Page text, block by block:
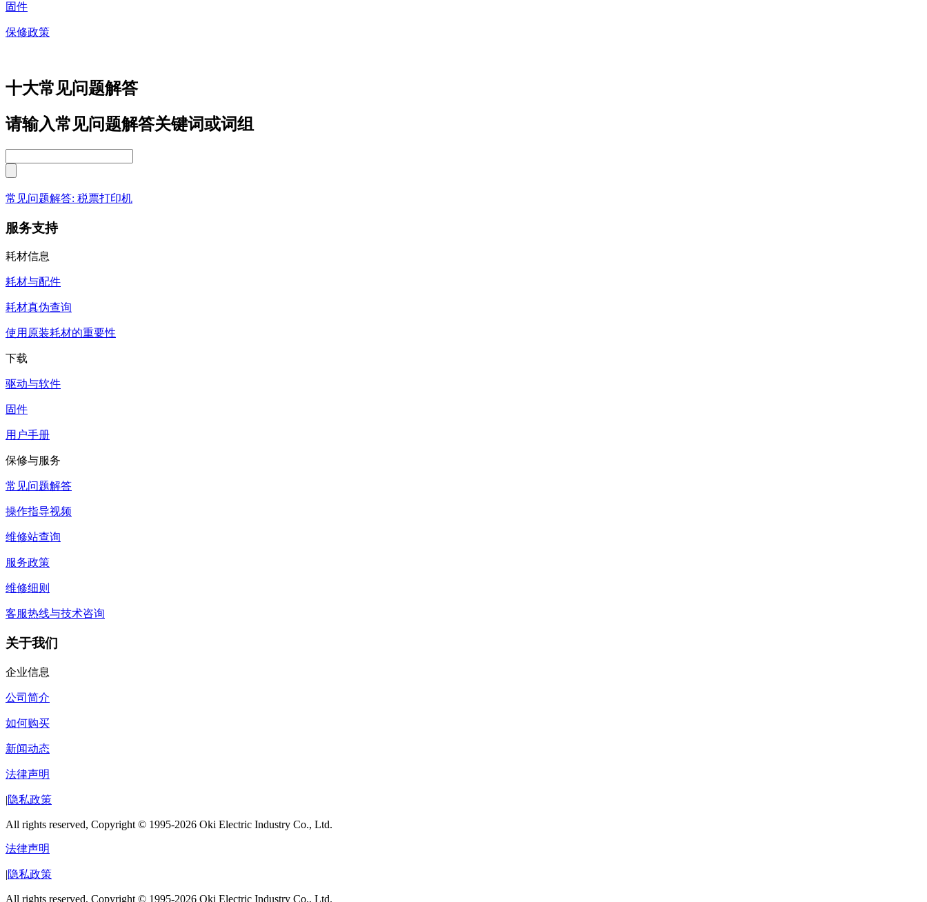
固件
保修政策
十大常见问题解答
请输入常见问题解答关键词或词组
常见问题解答: 税票打印机
服务支持
耗材信息
耗材与配件
耗材真伪查询
使用原装耗材的重要性
下载
驱动与软件
固件
用户手册
保修与服务
常见问题解答
操作指导视频
维修站查询
服务政策
维修细则
客服热线与技术咨询
关于我们
企业信息
公司简介
如何购买
新闻动态
法律声明
|隐私政策
All rights reserved, Copyright © 1995-2026 Oki Electric Industry Co., Ltd.
法律声明
|隐私政策
All rights reserved, Copyright © 1995-2026 Oki Electric Industry Co., Ltd.